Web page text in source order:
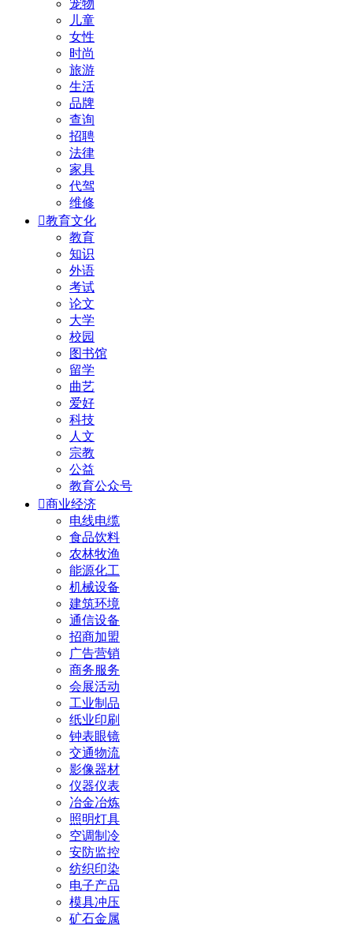
宠物
儿童
女性
时尚
旅游
生活
品牌
查询
招聘
法律
家具
代驾
维修
教育文化
教育
知识
外语
考试
论文
大学
校园
图书馆
留学
曲艺
爱好
科技
人文
宗教
公益
教育公众号
商业经济
电线电缆
食品饮料
农林牧渔
能源化工
机械设备
建筑环境
通信设备
招商加盟
广告营销
商务服务
会展活动
工业制品
纸业印刷
钟表眼镜
交通物流
影像器材
仪器仪表
冶金冶炼
照明灯具
空调制冷
安防监控
纺织印染
电子产品
模具冲压
矿石金属